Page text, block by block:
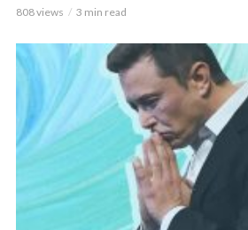
808 views 3 min read